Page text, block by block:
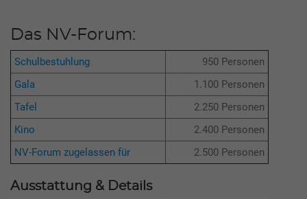
Das NV-Forum:
Schulbestuhlung
950 Personen
Gala
1.100 Personen
Tafel
2.250 Personen
Kino
2.400 Personen
NV-Forum zugelassen für
2.500 Personen
Ausstattung & Details